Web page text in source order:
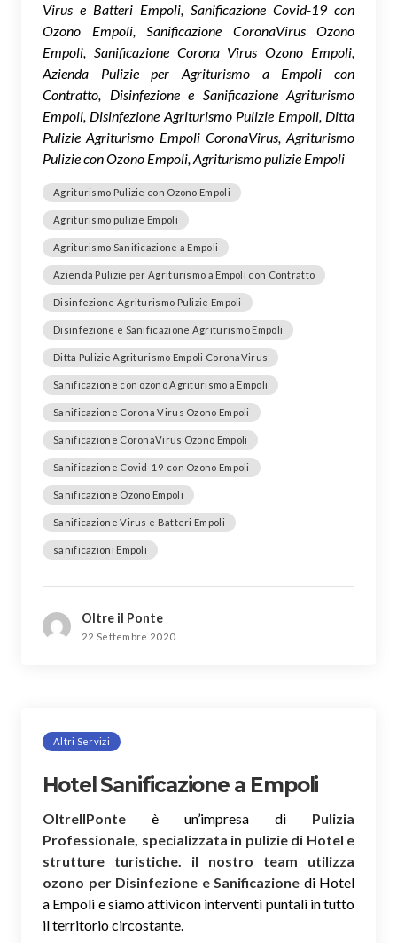
Virus e Batteri Empoli, Sanificazione Covid-19 con
Ozono Empoli, Sanificazione CoronaVirus Ozono
Empoli, Sanificazione Corona Virus Ozono Empoli,
Azienda Pulizie per Agriturismo a Empoli con
Contratto, Disinfezione e Sanificazione Agriturismo
Empoli, Disinfezione Agriturismo Pulizie Empoli, Ditta
Pulizie Agriturismo Empoli CoronaVirus, Agriturismo
Pulizie con Ozono Empoli, Agriturismo pulizie Empoli
Agriturismo Pulizie con Ozono Empoli
Agriturismo pulizie Empoli
Agriturismo Sanificazione a Empoli
Azienda Pulizie per Agriturismo a Empoli con Contratto
Disinfezione Agriturismo Pulizie Empoli
Disinfezione e Sanificazione Agriturismo Empoli
Ditta Pulizie Agriturismo Empoli CoronaVirus
Sanificazione con ozono Agriturismo a Empoli
Sanificazione Corona Virus Ozono Empoli
Sanificazione CoronaVirus Ozono Empoli
Sanificazione Covid-19 con Ozono Empoli
Sanificazione Ozono Empoli
Sanificazione Virus e Batteri Empoli
sanificazioni Empoli
Oltre il Ponte
22 Settembre 2020
Altri Servizi
Hotel Sanificazione a Empoli
OltreIlPonte è un’impresa di Pulizia
Professionale, specializzata in pulizie di Hotel e
strutture turistiche. il nostro team utilizza
ozono per Disinfezione e Sanificazione di Hotel
a Empoli e siamo attivicon interventi puntali in tutto
il territorio circostante.